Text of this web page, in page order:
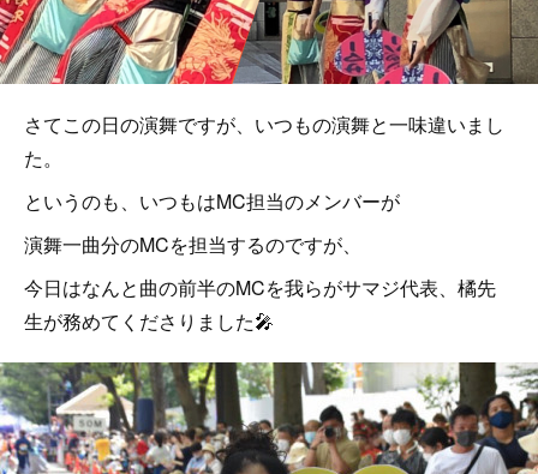
さてこの日の演舞ですが、いつもの演舞と一味違いまし
た。
というのも、いつもはMC担当のメンバーが
演舞一曲分のMCを担当するのですが、
今日はなんと曲の前半のMCを我らがサマジ代表、橘先
生が務めてくださりました🎤